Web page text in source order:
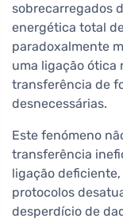
sobrecarregados
energética total
paradoxalmente
uma ligação ótica
transferência de
desnecessárias.
Este fenómeno
transferência
ligação
protocolos
desperdício de